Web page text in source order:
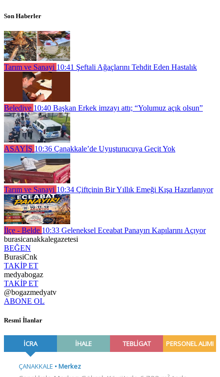
Son Haberler
Tarım ve Sanayi 10:41 Şeftali Ağaçlarını Tehdit Eden Hastalık
Belediye 10:40 Başkan Erkek imzayı attı; “Yolumuz açık olsun”
ASAYİŞ 10:36 Çanakkale’de Uyuşturucuya Geçit Yok
Tarım ve Sanayi 10:34 Çiftçinin Bir Yıllık Emeği Kışa Hazırlanıyor
İlçe - Belde 10:33 Geleneksel Eceabat Panayırı Kapılarını Açıyor
burasicanakkalegazetesi
BEĞEN
BurasiCnk
TAKİP ET
medyabogaz
TAKİP ET
@bogazmedyatv
ABONE OL
Resmî İlanlar